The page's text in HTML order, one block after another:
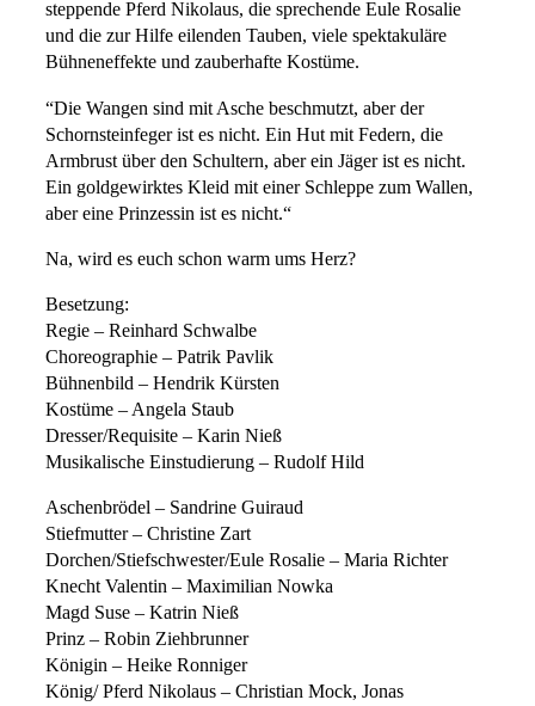
steppende Pferd Nikolaus, die sprechende Eule Rosalie
und die zur Hilfe eilenden Tauben, viele spektakuläre
Bühneneffekte und zauberhafte Kostüme.
“Die Wangen sind mit Asche beschmutzt, aber der
Schornsteinfeger ist es nicht. Ein Hut mit Federn, die
Armbrust über den Schultern, aber ein Jäger ist es nicht.
Ein goldgewirktes Kleid mit einer Schleppe zum Wallen,
aber eine Prinzessin ist es nicht.“
Na, wird es euch schon warm ums Herz?
Besetzung:
Regie – Reinhard Schwalbe
Choreographie – Patrik Pavlik
Bühnenbild – Hendrik Kürsten
Kostüme – Angela Staub
Dresser/Requisite – Karin Nieß
Musikalische Einstudierung – Rudolf Hild
Aschenbrödel – Sandrine Guiraud
Stiefmutter – Christine Zart
Dorchen/Stiefschwester/Eule Rosalie – Maria Richter
Knecht Valentin – Maximilian Nowka
Magd Suse – Katrin Nieß
Prinz – Robin Ziehbrunner
Königin – Heike Ronniger
König/ Pferd Nikolaus – Christian Mock, Jonas